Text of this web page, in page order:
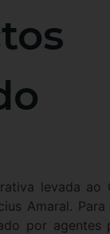
levada ao
Amaral. Para
por agentes